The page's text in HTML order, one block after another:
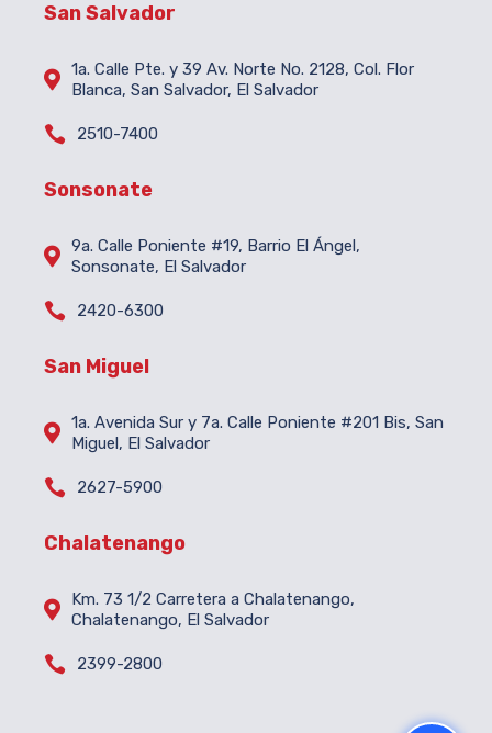
San Salvador
 1a. Calle Pte. y 39 Av. Norte No. 2128, Col. Flor
Blanca, San Salvador, El Salvador
 2510-7400
Sonsonate
 9a. Calle Poniente #19, Barrio El Ángel,
Sonsonate, El Salvador
 2420-6300
San Miguel
 1a. Avenida Sur y 7a. Calle Poniente #201 Bis, San
Miguel, El Salvador
 2627-5900
Chalatenango

Km. 73 1/2 Carretera a Chalatenango,
Chalatenango, El Salvador
 2399-2800